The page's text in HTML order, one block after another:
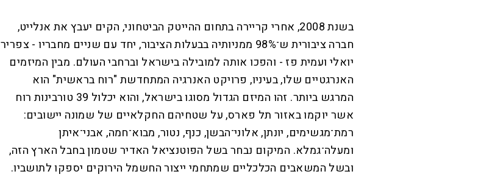
בשנת 2008, אחרי קריירה בתחום ההייטק הביטחוני, הקים יעבץ את אנלייט,
חברה ציבורית ש־98% ממניותיה בבעלות הציבור, יחד עם שניים מחבריו - צפריר
יואלי ועמית פז - והפכו אותה למובילה בישראל וברחבי העולם. מבין המיזמים
האנרגטיים שלו, בעיניו, פרויקט האנרגיה המתחדשת "רוח בראשית" הוא
המרגש ביותר. זהו המיזם הגדול מסוגו בישראל, והוא יכלול 39 טורבינות רוח
אשר יוקמו באזור תל פארס, על שטחיהם החקלאיים של שמונה יישובים:
רמת־מגשימים, יונתן, אלוני־הבשן, כנף, נטור, מבוא־חמה, אבני־איתן
ומעלה־גמלא. המיקום נבחר בשל הפוטנציאל האדיר שטמון בחבל הארץ הזה,
ובשל המשאבים הכלכליים שמתחמי ייצור החשמל הירוקים יספקו לתושביו.